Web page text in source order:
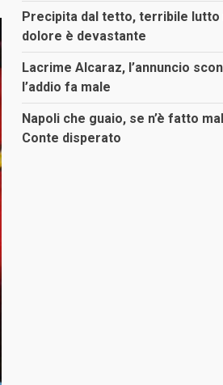
Precipita dal tetto, terribile lutto
dolore è devastante
Lacrime Alcaraz, l’annuncio
l’addio fa male
Napoli che guaio, se n’è fatto
Conte disperato